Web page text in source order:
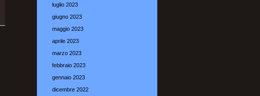
luglio 2023
giugno 2023
maggio 2023
aprile 2023
marzo 2023
febbraio 2023
gennaio 2023
dicembre 2022